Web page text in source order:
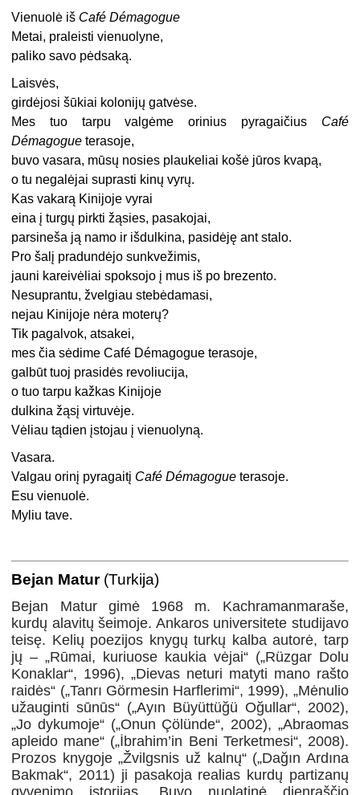
Vienuolė iš Café Démagogue
Metai, praleisti vienuolyne,
paliko savo pėdsaką.
Laisvės,
girdėjosi šūkiai kolonijų gatvėse.
Mes tuo tarpu valgėme orinius pyragaičius Café
Démagogue terasoje,
buvo vasara, mūsų nosies plaukeliai košė jūros kvapą,
o tu negalėjai suprasti kinų vyrų.
Kas vakarą Kinijoje vyrai
eina į turgų pirkti žąsies, pasakojai,
parsineša ją namo ir išdulkina, pasidėję ant stalo.
Pro šalį pradundėjo sunkvežimis,
jauni kareivėliai spoksojo į mus iš po brezento.
Nesuprantu, žvelgiau stebėdamasi,
nejau Kinijoje nėra moterų?
Tik pagalvok, atsakei,
mes čia sėdime Café Démagogue terasoje,
galbūt tuoj prasidės revoliucija,
o tuo tarpu kažkas Kinijoje
dulkina žąsį virtuvėje.
Vėliau tądien įstojau į vienuolyną.
Vasara.
Valgau orinį pyragaitį Café Démagogue terasoje.
Esu vienuolė.
Myliu tave.
Bejan Matur(Turkija)
Bejan Matur gimė 1968 m. Kachramanmaraše,
kurdų alavitų šeimoje. Ankaros universitete studijavo
teisę. Kelių poezijos knygų turkų kalba autorė, tarp
jų – „Rūmai, kuriuose kaukia vėjai“ („Rüzgar Dolu
Konaklar“, 1996), „Dievas neturi matyti mano rašto
raidės“ („Tanrı Görmesin Harflerimi“, 1999), „Mėnulio
užauginti sūnūs“ („Ayın Büyüttüğü Oğullar“, 2002),
„Jo dykumoje“ („Onun Çölünde“, 2002), „Abraomas
apleido mane“ („İbrahim’in Beni Terketmesi“, 2008).
Prozos knygoje „Žvilgsnis už kalnų“ („Dağın Ardına
Bakmak“, 2011) ji pasakoja realias kurdų partizanų
gyvenimo istorijas. Buvo nuolatinė dienraščio